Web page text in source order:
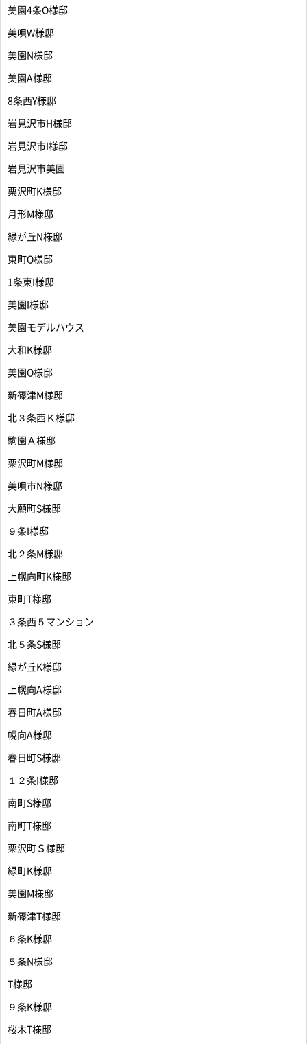
美園4条O様邸
美唄W様邸
美園N様邸
美園A様邸
8条西Y様邸
岩見沢市H様邸
岩見沢市I様邸
岩見沢市美園
栗沢町K様邸
月形M様邸
緑が丘N様邸
東町O様邸
1条東I様邸
美園I様邸
美園モデルハウス
大和K様邸
美園O様邸
新篠津M様邸
北３条西Ｋ様邸
駒園Ａ様邸
栗沢町M様邸
美唄市N様邸
大願町S様邸
９条I様邸
北２条M様邸
上幌向町K様邸
東町T様邸
３条西５マンション
北５条S様邸
緑が丘K様邸
上幌向A様邸
春日町A様邸
幌向A様邸
春日町S様邸
１２条I様邸
南町S様邸
南町T様邸
栗沢町Ｓ様邸
緑町K様邸
美園M様邸
新篠津T様邸
６条K様邸
５条N様邸
T様邸
９条K様邸
桜木T様邸